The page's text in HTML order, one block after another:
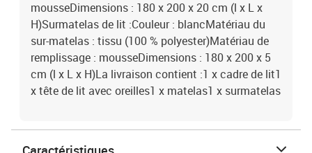
mousseDimensions : 180 x 200 x 20 cm (l x L x
H)Surmatelas de lit :Couleur : blancMatériau du
sur-matelas : tissu (100 % polyester)Matériau de
remplissage : mousseDimensions : 180 x 200 x 5
cm (l x L x H)La livraison contient :1 x cadre de lit1
x tête de lit avec oreilles1 x matelas1 x surmatelas